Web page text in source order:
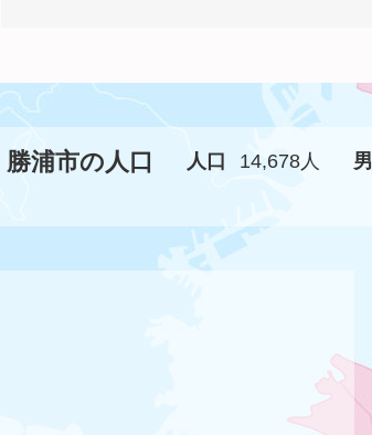
勝浦市の人口 人口 14,678人 男